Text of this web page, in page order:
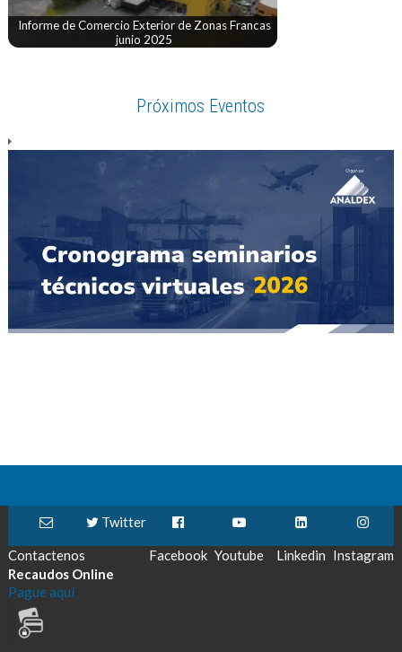
Informe de Comercio Exterior de Zonas Francas
junio 2025
Próximos Eventos
Contactenos
Twitter
Facebook Youtube Linkedin Instagram
Recaudos Online
Pague aquí